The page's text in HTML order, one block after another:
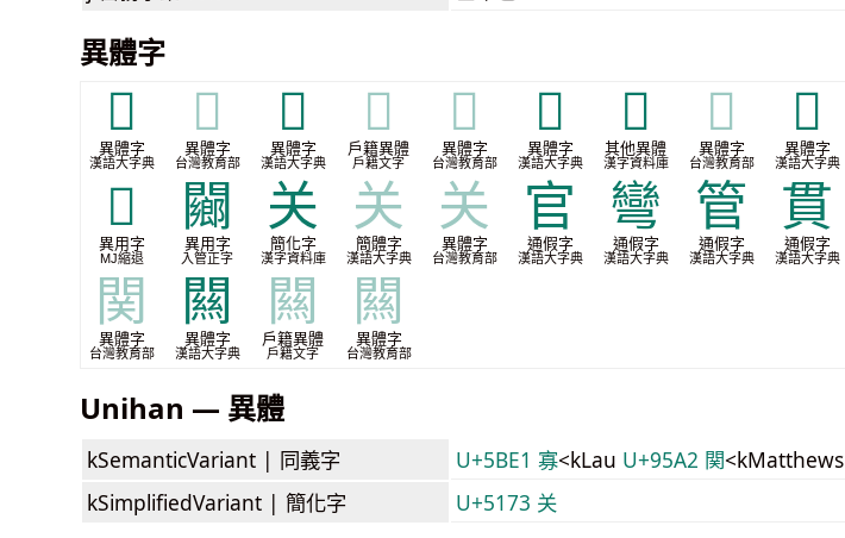
異體字
𨳡
異體字
漢語大字典
𨳡
異體字
台灣教育部
𨳹
異體字
漢語大字典
𨳹
戶籍異體
戶籍文字
𨳹
異體字
台灣教育部
𨴊
異體字
漢語大字典
𨵈
其他異體
漢字資料庫
𨵈
異體字
台灣教育部
𨵿
異體字
漢語大字典
𮤚
異用字
MJ縮退
䦳
異用字
入管正字
关
簡化字
漢字資料庫
关
簡體字
漢語大字典
关
異體字
台灣教育部
官
通假字
漢語大字典
彎
通假字
漢語大字典
管
通假字
漢語大字典
貫
通假字
漢語大字典
関
異體字
台灣教育部
闗
異體字
漢語大字典
闗
戶籍異體
戶籍文字
闗
異體字
台灣教育部
Unihan — 異體
kSemanticVariant | 同義字 U+5BE1 寡<kLau U+95A2 関<kMatthews
kSimplifiedVariant | 簡化字 U+5173 关